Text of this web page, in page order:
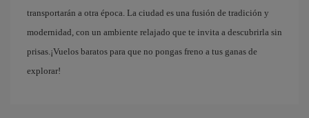
transportarán a otra época. La ciudad es una fusión de tradición y
modernidad, con un ambiente relajado que te invita a descubrirla sin
prisas.¡Vuelos baratos para que no pongas freno a tus ganas de
explorar!